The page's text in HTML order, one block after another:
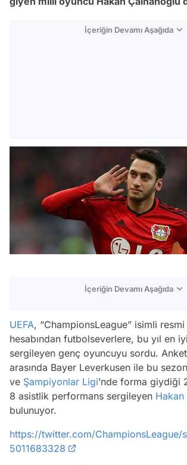
İçeriğin Devamı Aşağıda
İçeriğin Devamı Aşağıda
UEFA, “ChampionsLeague” isimli resmi
hesabından futbolseverlere, bu yıl en
sergileyen genç oyuncuyu sordu.
arasında Bayer Leverkusen ile bu
ve Şampiyonlar Ligi’nde forma giydiği
8 asistlik performans sergileyen
bulunuyor.
https://twitter.com/ChampionsLeague/
5011683328